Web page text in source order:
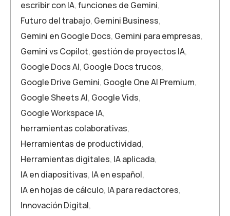
escribir con IA,funciones de Gemini,
Futuro del trabajo, Gemini Business,
Gemini en Google Docs, Gemini para empresas,
Gemini vs Copilot, gestión de proyectos IA,
Google Docs AI, Google Docs trucos,
Google Drive Gemini, Google One AI Premium,
Google Sheets AI, Google Vids,
Google Workspace IA,
herramientas colaborativas,
Herramientas de productividad,
Herramientas digitales, IA aplicada,
IA en diapositivas, IA en español,
IA en hojas de cálculo, IA para redactores,
Innovación Digital,